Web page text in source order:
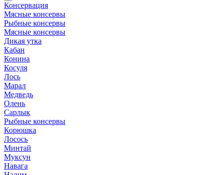
Консервация
Мясные консервы
Рыбные консервы
Мясные консервы
Дикая утка
Кабан
Конина
Косуля
Лось
Марал
Медведь
Олень
Сарлык
Рыбные консервы
Корюшка
Лосось
Минтай
Муксун
Навага